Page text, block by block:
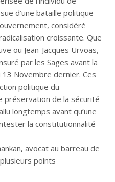
d’une bataille politique
considéré
croissante. Que
ou Jean-Jacques Urvoas,
par les Sages avant la
Novembre dernier. Ces
politique du
préservation de la sécurité
longtemps avant qu’une
la constitutionnalité
avocat au barreau de
points